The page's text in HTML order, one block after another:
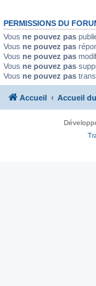
PERMISSIONS DU
Vous ne pouvez pas
Vous ne pouvez pas
Vous ne pouvez pas
Vous ne pouvez pas
Vous ne pouvez pas
Accueil Accueil